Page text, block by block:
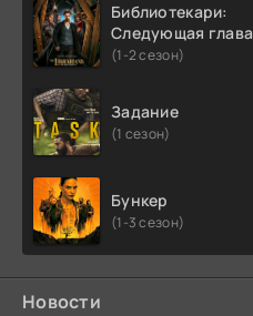
Библиотекари:
Следующая глава
(1-2 сезон)
Задание
(1 сезон)
Бункер
(1-3 сезон)
Новости